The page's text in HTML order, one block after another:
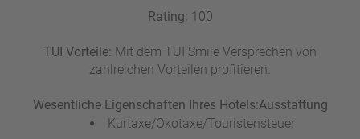
Rating: 100
TUI Vorteile: Mit dem TUI Smile Versprechen von
zahlreichen Vorteilen profitieren.
Wesentliche Eigenschaften Ihres Hotels:Ausstattung
Kurtaxe/Ökotaxe/Touristensteuer